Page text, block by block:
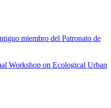
miembro del Patronato de
Workshop on Ecological Urban